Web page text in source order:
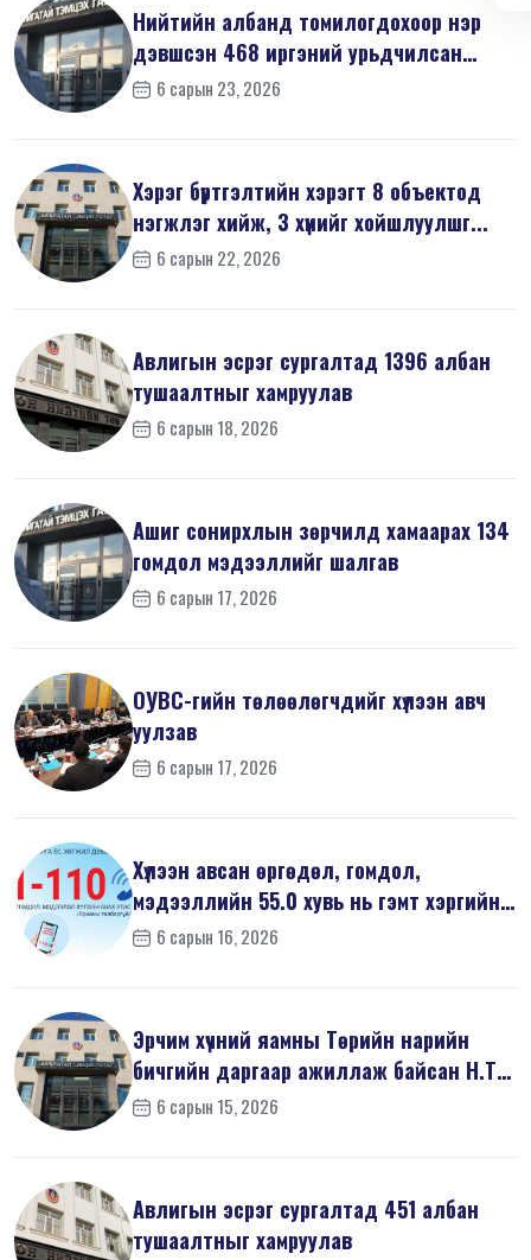
Нийтийн албанд томилогдохоор нэр
дэвшсэн 468 иргэний урьдчилсан
мэдүүл...
6 сарын 23, 2026
Хэрэг бүртгэлтийн хэрэгт 8 объектод
нэгжлэг хийж, 3 хүнийг хойшлуулшг...
6 сарын 22, 2026
Авлигын эсрэг сургалтад 1396 албан
тушаалтныг хамруулав
6 сарын 18, 2026
Ашиг сонирхлын зөрчилд хамаарах 134
гомдол мэдээллийг шалгав
6 сарын 17, 2026
ОУВС-гийн төлөөлөгчдийг хүлээн авч
уулзав
6 сарын 17, 2026
Хүлээн авсан өргөдөл, гомдол,
мэдээллийн 55.0 хувь нь гэмт хэргийн
шин...
6 сарын 16, 2026
Эрчим хүчний яамны Төрийн нарийн
бичгийн даргаар ажиллаж байсан Н.Т
на...6 сарын 15, 2026
Авлигын эсрэг сургалтад 451 албан
тушаалтныг хамруулав